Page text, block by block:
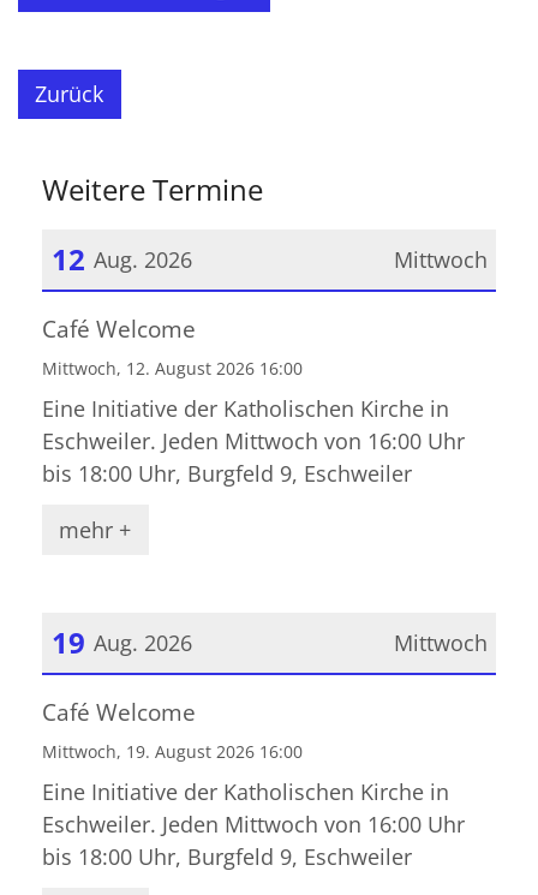
Zurück
Weitere Termine
Mittwoch
12 Aug. 2026
Datum: 12. August 2026
Café Welcome
Mittwoch, 12. August 2026 16:00
Eine Initiative der Katholischen Kirche in
Eschweiler. Jeden Mittwoch von 16:00 Uhr
bis 18:00 Uhr, Burgfeld 9, Eschweiler
mehr +
Mittwoch
19 Aug. 2026
Datum: 19. August 2026
Café Welcome
Mittwoch, 19. August 2026 16:00
Eine Initiative der Katholischen Kirche in
Eschweiler. Jeden Mittwoch von 16:00 Uhr
bis 18:00 Uhr, Burgfeld 9, Eschweiler